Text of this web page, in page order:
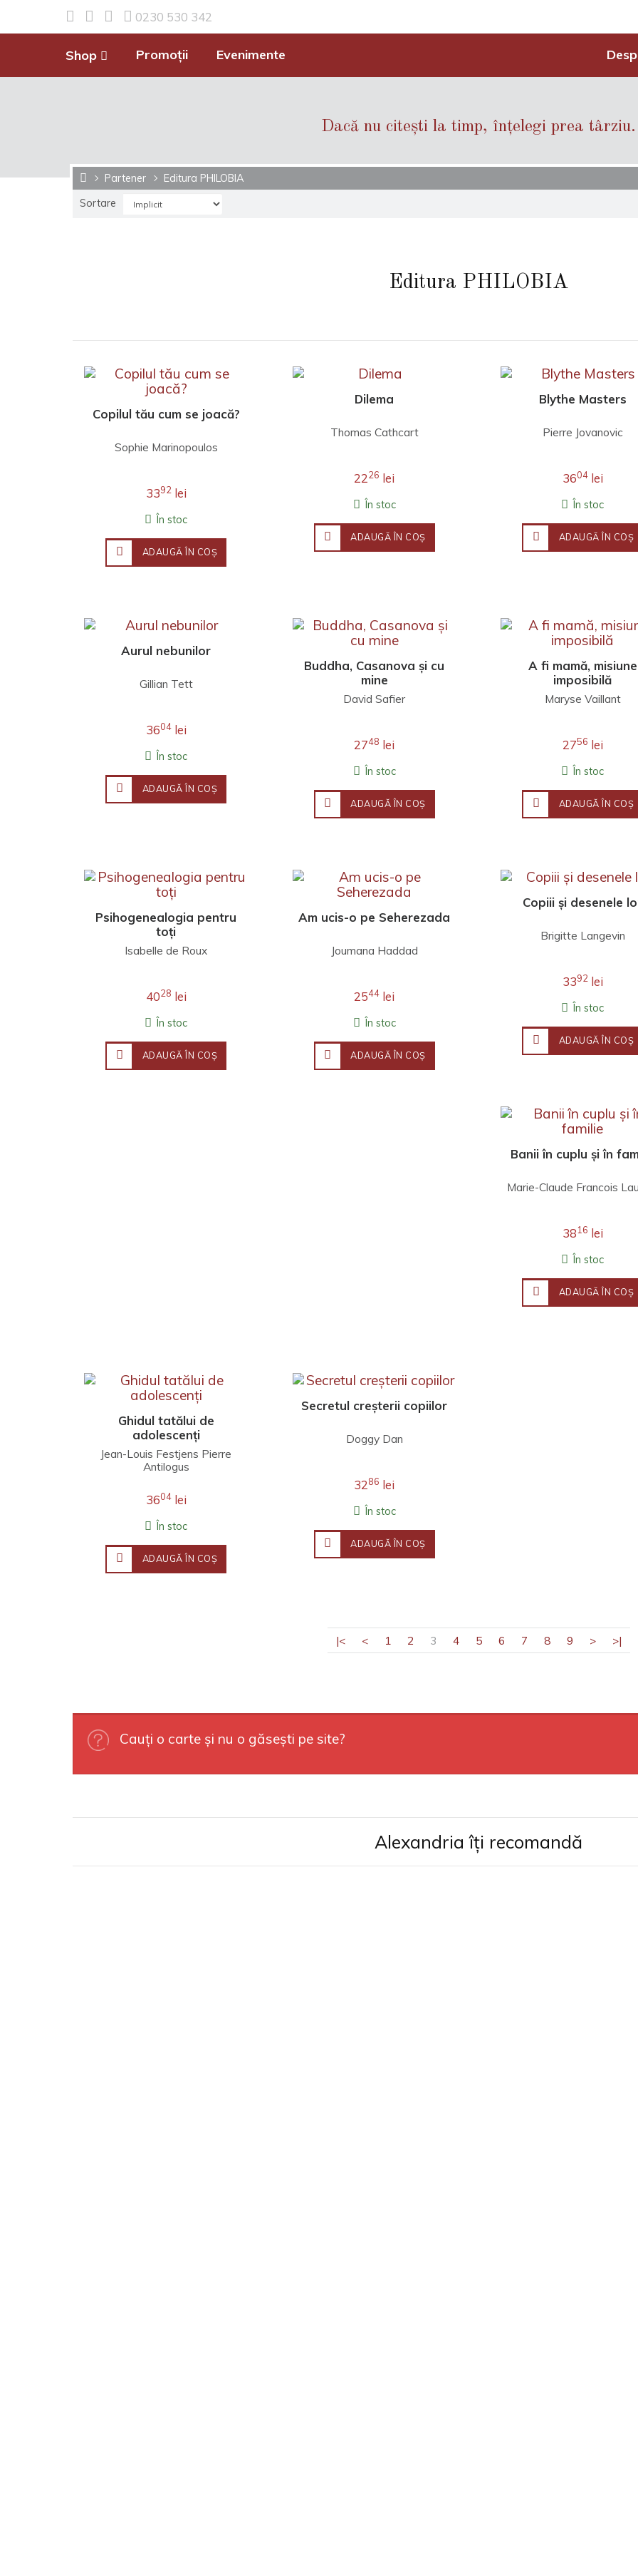
0230 530 342
Shop Promoții Evenimente
Dacă nu citești la timp, înțelegi prea târziu.
Partener
Editura PHILOBIA
Sortare
Editura PHILOBIA
Copilul tău cum se joacă?
Sophie Marinopoulos
3392lei
În stoc
ADAUGĂ ÎN COŞ
Dilema
Thomas Cathcart
2226 lei
În stoc
ADAUGĂ ÎN COŞ
Blythe Masters
Pierre Jovanovic
3604lei
În stoc
ADAUGĂ ÎN COŞ
Aurul nebunilor
Gillian Tett
3604lei
În stoc
ADAUGĂ ÎN COŞ
Buddha, Casanova şi cu
mine
David Safier
2748 lei
În stoc
ADAUGĂ ÎN COŞ
A fi mamă, misiune
imposibilă
Maryse Vaillant
2756 lei
În stoc
ADAUGĂ ÎN COŞ
Psihogenealogia pentru
toți
Isabelle de Roux
4028 lei
În stoc
ADAUGĂ ÎN COŞ
Am ucis-o pe Seherezada
Joumana Haddad
2544 lei
În stoc
ADAUGĂ ÎN COŞ
Copiii și desenele
Brigitte Langevin
3392lei
În stoc
ADAUGĂ ÎN COŞ
Banii în cuplu și în
Marie-Claude Francois
3816 lei
În stoc
ADAUGĂ ÎN COŞ
Ghidul tatălui de
adolescenți
Jean-Louis Festjens Pierre
Antilogus
3604lei
În stoc
ADAUGĂ ÎN COŞ
Secretul creșterii copiilor
Doggy Dan
3286 lei
În stoc
ADAUGĂ ÎN COŞ
|< < 1 2 3 4 5 6 7 8 9 > >|
Cauți o carte și nu o găsești pe site?
Alexandria îți recomandă